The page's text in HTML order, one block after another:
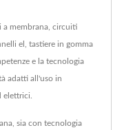
a membrana, circuiti
el, tastiere in gomma
e la tecnologia
adatti all'uso in
sia con tecnologia